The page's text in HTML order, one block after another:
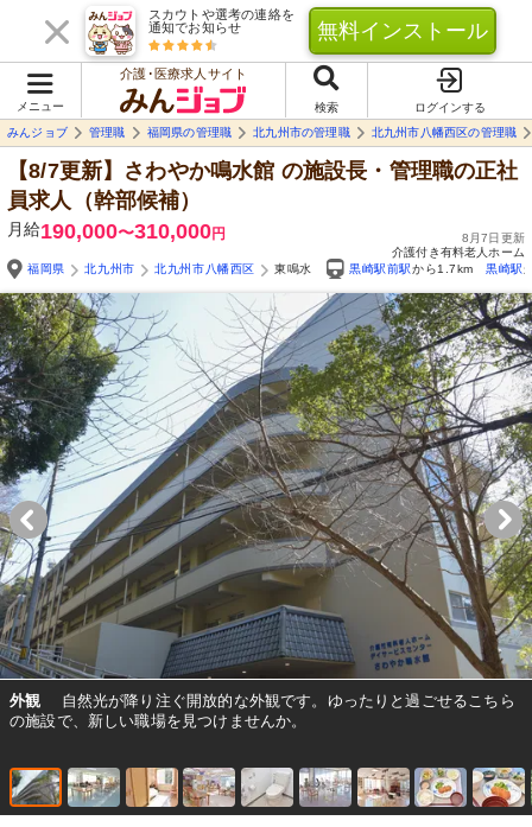
スカウトや選考の連絡を
通知でお知らせ
無料インストール
メニュー
介護･医療求人サイト
検索
ログインする
みんジョブ
管理職 福岡県の管理職 北九州市の管理職 北九州市八幡西区の管理職
【8/7更新】さわやか鳴水館 の施設長・管理職の正社
員求人（幹部候補）
月給190,000〜310,000円
8月7日更新
介護付き有料老人ホーム
福岡県
北九州市 北九州市八幡西区 東鳴水 黒崎駅前駅から1.7km 黒崎駅
自
外観
自然光が降り注ぐ開放的な外観です。ゆったりと過ごせるこちら
の施設で、新しい職場を見つけませんか。